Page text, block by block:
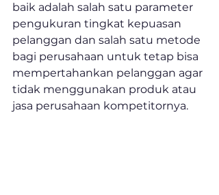
baik adalah salah satu parameter
pengukuran tingkat kepuasan
pelanggan dan salah satu metode
bagi perusahaan untuk tetap bisa
mempertahankan pelanggan agar
tidak menggunakan produk atau
jasa perusahaan kompetitornya.